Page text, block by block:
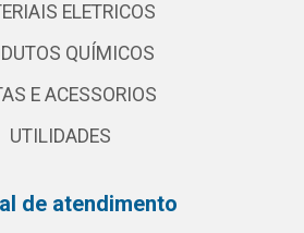
ELETRICOS
QUÍMICOS
E ACESSORIOS
UTILIDADES
de atendimento